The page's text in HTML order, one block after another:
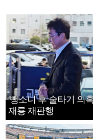
‘뺑소니 후 술타기 의
재룡 재판행